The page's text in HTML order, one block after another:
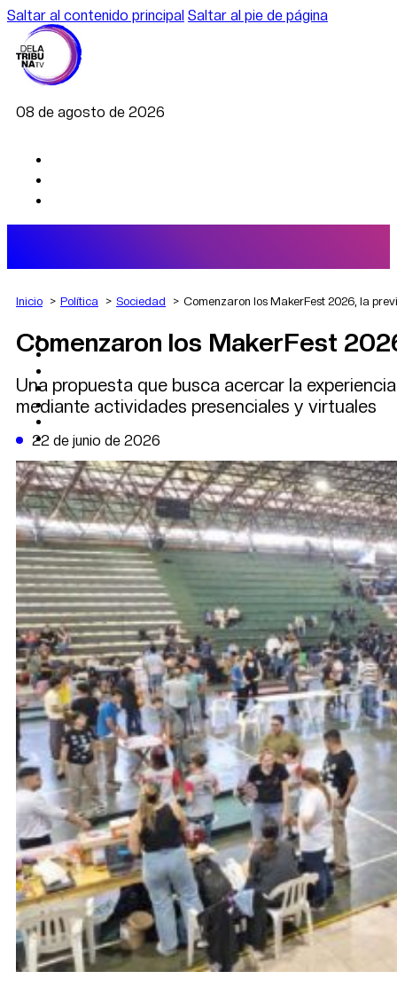
Saltar al contenido principal Saltar al pie de página
08 de agosto de 2026
AGRO
DEPORTES
POLÍTICA
CAMBIO CLIMÁTICO
DE LA TRIBUNA TV
Inicio Política Sociedad Comenzaron los MakerFest 2026, la
Comenzaron los MakerFest
Una propuesta que busca acercar la
mediante actividades presenciales y virtuales
22 de junio de 2026